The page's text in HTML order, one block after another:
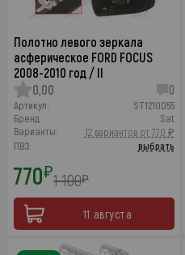
Полотно левого зеркала
асферическое FORD FOCUS
2008-2010 год / II
0,00
0
Артикул:
ST1210055
Бренд:
Sat
Варианты:
12 вариантов от 770 ₽
ПВЗ:
выбрать
770₽1 100₽
11 августа